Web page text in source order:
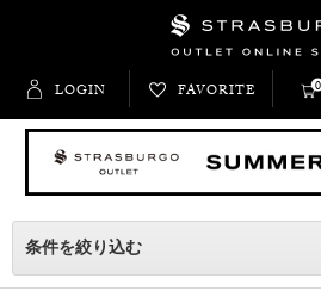
LOGIN FAVORITE 0
条件を絞り込む